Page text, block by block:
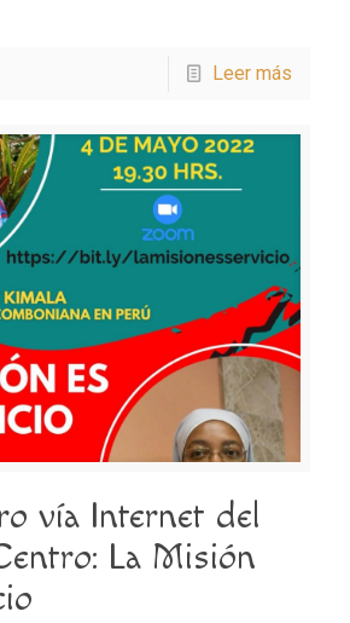
Leer más
vía Internet del
La Misión